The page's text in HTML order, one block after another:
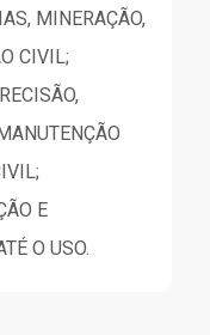
MINERAÇÃO,
CIVIL;
E
O USO.